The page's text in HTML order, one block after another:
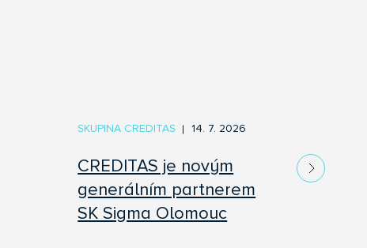
CREDITAS je novým
generálním partnerem
SK Sigma Olomouc
14. 7. 2026
SKUPINA CREDITAS